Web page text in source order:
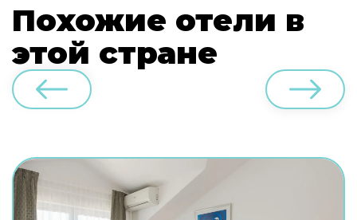
Похожие отели в
этой стране